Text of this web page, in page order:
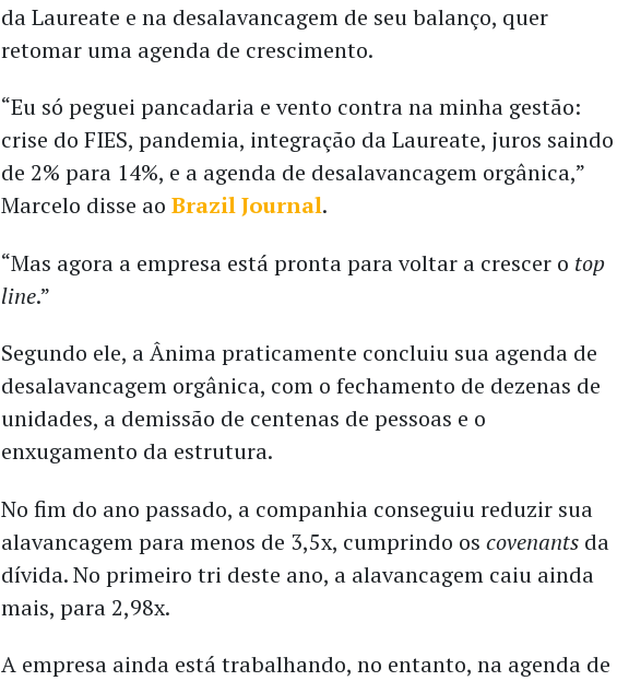
da Laureate e na desalavancagem de seu balanço, quer
retomar uma agenda de crescimento.
“Eu só peguei pancadaria e vento contra na minha gestão:
crise do FIES, pandemia, integração da Laureate, juros saindo
de 2% para 14%, e a agenda de desalavancagem orgânica,”
Marcelo disse aoBrazil Journal.
“Mas agora a empresa está pronta para voltar a crescer o top
line.”
Segundo ele, a Ânima praticamente concluiu sua agenda de
desalavancagem orgânica, com o fechamento de dezenas de
unidades, a demissão de centenas de pessoas e o
enxugamento da estrutura.
No fim do ano passado, a companhia conseguiu reduzir sua
alavancagem para menos de 3,5x, cumprindo oscovenants da
dívida. No primeiro tri deste ano, a alavancagem caiu ainda
mais, para 2,98x.
A empresa ainda está trabalhando, no entanto, na agenda de